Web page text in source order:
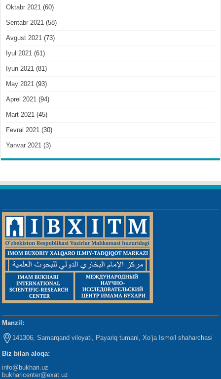
Oktabr 2021 (60)
Sentabr 2021 (58)
Avgust 2021 (73)
Iyul 2021 (61)
Iyun 2021 (81)
May 2021 (93)
Aprel 2021 (94)
Mart 2021 (45)
Fevral 2021 (30)
Yanvar 2021 (3)
Manzil:
141306, Samarqand viloyati, Payariq tumani, Xo‘ja Ismoil shaharchasi
Biz bilan aloqa:
info@bukhari.uz
bukharicenter@exat.uz